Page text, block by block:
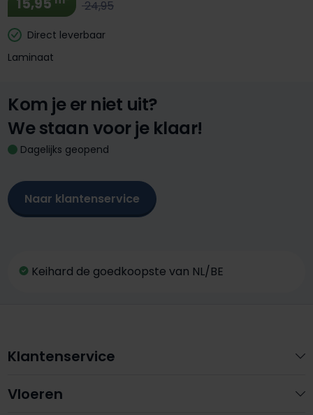
24,95
Direct leverbaar
Laminaat
Kom je er niet uit?
We staan voor je klaar!
Dagelijks geopend
Naar klantenservice
Keihard de goedkoopste van NL/BE
Klantenservice
Vloeren